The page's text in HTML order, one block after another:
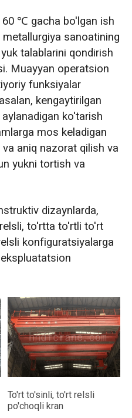
℃ gacha bo'lgan ish
sanoatining
talablarini qondirish
Muayyan operatsion
funksiyalar
kengaytirilgan
ko'tarish
mos keladigan
aniq nazorat qilish va
yukni tortish va
dizaynlarda,
to'rtta to'rtli to'rt
konfiguratsiyalarga
To'rt to'sinli, to'rt relsli
po'choqli kran